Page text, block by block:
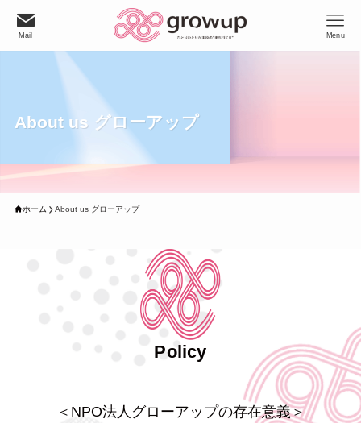
Mail Menu
About us グローアップ
ホーム About us グローアップ
Policy
＜NPO法人グローアップの存在意義＞